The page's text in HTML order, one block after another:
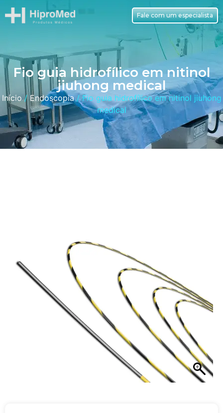
Fale com um especialista
Fio guia hidrofílico em nitinol
jiuhong medical
Início/Endoscopia/ Fio guia hidrofílico em nitinol jiuhong
medical